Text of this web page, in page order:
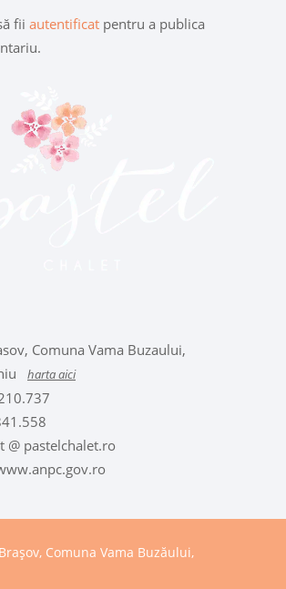
fii autentificat pentru a publica
Comuna Vama Buzaului,
harta aici
@ pastelchalet.ro
Comuna Vama Buzăului,